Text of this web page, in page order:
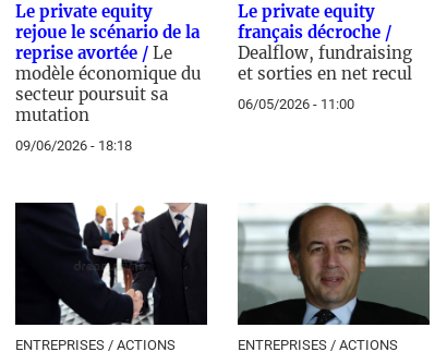
Le private equity
rejoue le scénario de la
reprise avortée / Le
modèle économique du
secteur poursuit sa
mutation
09/06/2026 - 18:18
Le private equity
français décroche /
Dealflow, fundraising
et sorties en net recul
06/05/2026 - 11:00
ENTREPRISES / ACTIONS ENTREPRISES / ACTIONS